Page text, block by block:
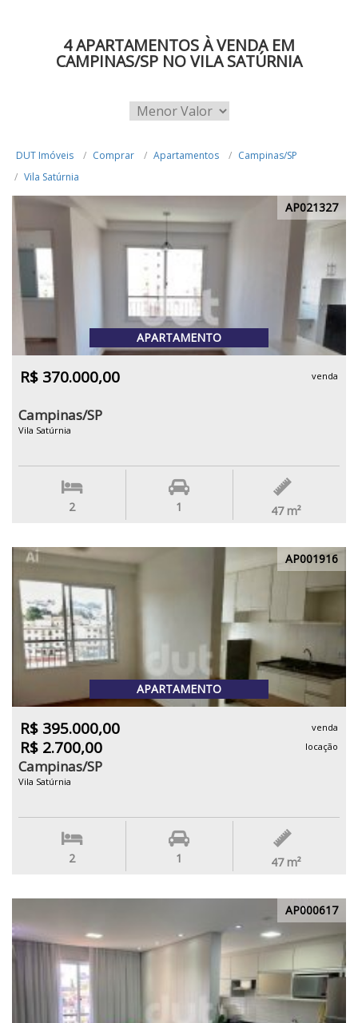
4 APARTAMENTOS À VENDA EM
CAMPINAS/SP NO VILA SATÚRNIA
DUT Imóveis Comprar Apartamentos
Campinas/SP
Vila Satúrnia
AP021327
APARTAMENTO
R$ 370.000,00 venda
Campinas/SP
Vila Satúrnia
2 1 47 m²
AP001916
APARTAMENTO
R$ 395.000,00 venda
R$ 2.700,00 locação
Campinas/SP
Vila Satúrnia
2 1 47 m²
AP000617